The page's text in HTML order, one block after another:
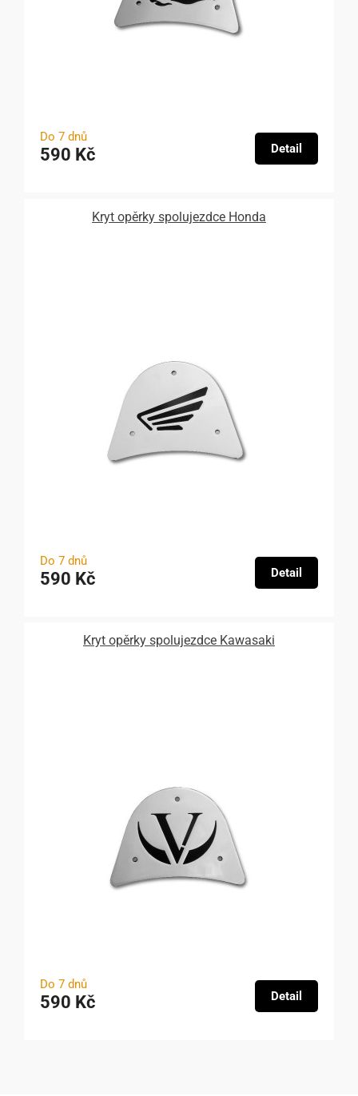
Do 7 dnů
590 Kč Detail
Kryt opěrky spolujezdce Honda
Do 7 dnů
590 Kč Detail
Kryt opěrky spolujezdce Kawasaki
Do 7 dnů
590 Kč Detail